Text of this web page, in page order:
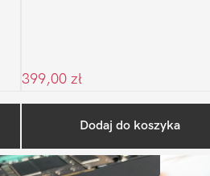
399,00 zł
Dodaj do koszyka
na blogu